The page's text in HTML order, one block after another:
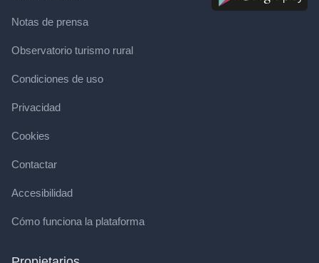
Notas de prensa
Observatorio turismo rural
Condiciones de uso
Privacidad
Cookies
Contactar
Accesibilidad
Cómo funciona la plataforma